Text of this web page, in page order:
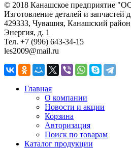
© 2018 Канашское предприятие
Изготовление деталей и запчастей
429333, Чувашия, Канашский
Энергия, д. 1
Тел. +7 (996) 643-34-15
les2009@mail.ru
Главная
О компании
Новости и акции
Корзина
Авторизация
Поиск по товарам
Каталог продукции